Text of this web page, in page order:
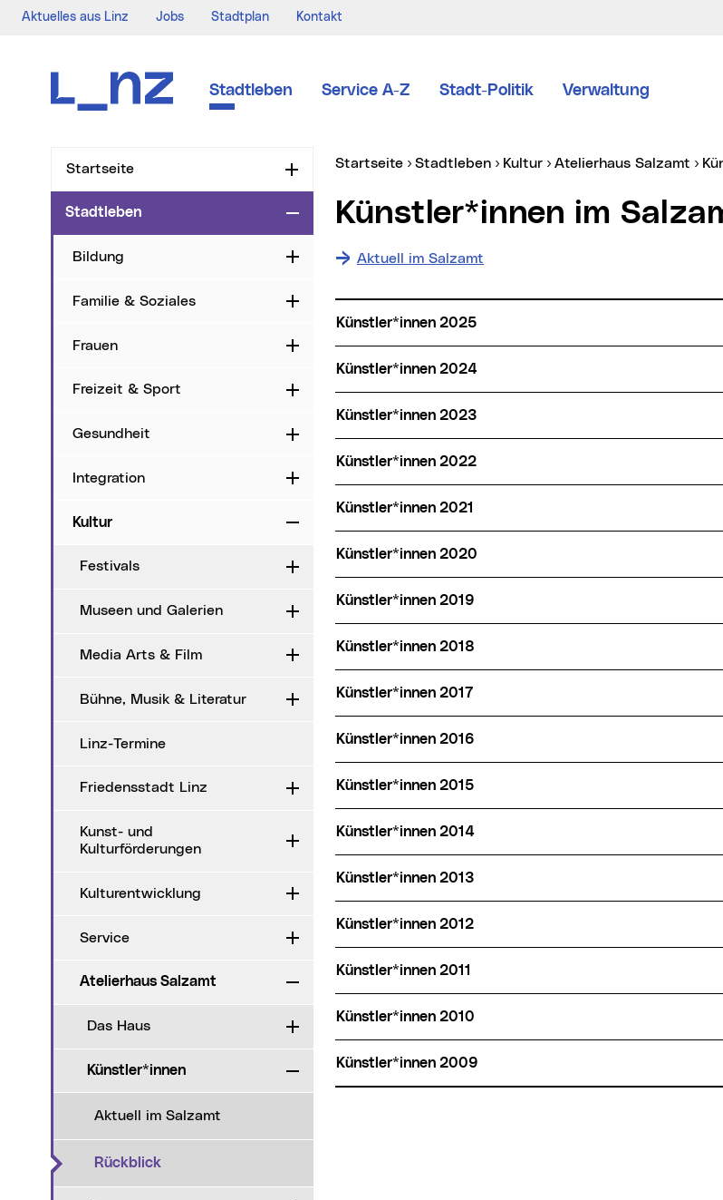
Aktuelles aus Linz Jobs Stadtplan Kontakt
Stadtleben Service A-Z Stadt-Politik Verwaltung
Startseite Aufklappen
Stadtleben Zuklappen
Bildung Aufklappen
Familie & Soziales Aufklappen
Frauen Aufklappen
Freizeit & Sport Aufklappen
Gesundheit Aufklappen
Integration Aufklappen
Kultur Zuklappen
Festivals Aufklappen
Museen und Galerien Aufklappen
Media Arts & Film Aufklappen
Bühne, Musik & Literatur Aufklappen
Linz-Termine
Friedensstadt Linz Aufklappen
Kunst- und
Kulturförderungen
Aufklappen
Kulturentwicklung Aufklappen
Service Aufklappen
Atelierhaus Salzamt Zuklappen
Das Haus Aufklappen
Künstler*innen Zuklappen
Aktuell im Salzamt
Rückblick(aktueller Menüpunkt)
Sie sind hier:
Startseite Stadtleben Kultur Atelierhaus Salzamt
Künstler*innen im
Aktuell im Salzamt
Künstler*innen 2025
Künstler*innen 2024
Künstler*innen 2023
Künstler*innen 2022
Künstler*innen 2021
Künstler*innen 2020
Künstler*innen 2019
Künstler*innen 2018
Künstler*innen 2017
Künstler*innen 2016
Künstler*innen 2015
Künstler*innen 2014
Künstler*innen 2013
Künstler*innen 2012
Künstler*innen 2011
Künstler*innen 2010
Künstler*innen 2009